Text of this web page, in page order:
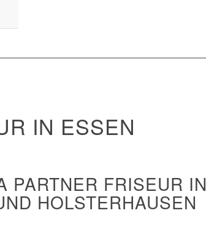
IN ESSEN
PARTNER FRISEUR IN
HOLSTERHAUSEN